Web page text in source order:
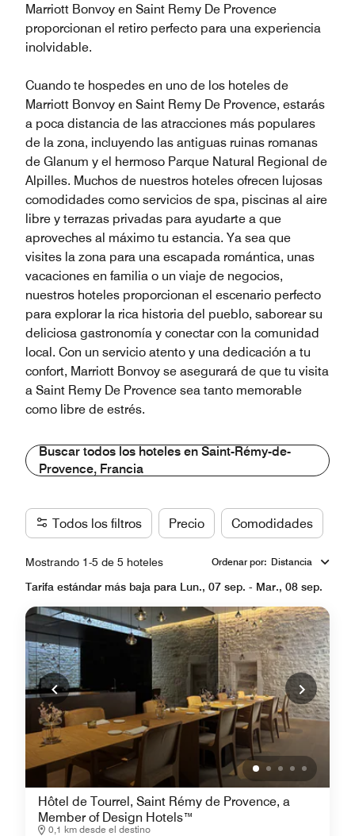
Marriott Bonvoy en Saint Remy De Provence
proporcionan el retiro perfecto para una experiencia
inolvidable.
Cuando te hospedes en uno de los hoteles de
Marriott Bonvoy en Saint Remy De Provence, estarás
a poca distancia de las atracciones más populares
de la zona, incluyendo las antiguas ruinas romanas
de Glanum y el hermoso Parque Natural Regional de
Alpilles. Muchos de nuestros hoteles ofrecen lujosas
comodidades como servicios de spa, piscinas al aire
libre y terrazas privadas para ayudarte a que
aproveches al máximo tu estancia. Ya sea que
visites la zona para una escapada romántica, unas
vacaciones en familia o un viaje de negocios,
nuestros hoteles proporcionan el escenario perfecto
para explorar la rica historia del pueblo, saborear su
deliciosa gastronomía y conectar con la comunidad
local. Con un servicio atento y una dedicación a tu
confort, Marriott Bonvoy se asegurará de que tu visita
a Saint Remy De Provence sea tanto memorable
como libre de estrés.
Buscar todos los hoteles en Saint-Rémy-de-
Provence, Francia
Todos los filtros Precio Comodidades
Mostrando 1-5 de 5 hoteles Ordenar por: Distancia
Tarifa estándar más baja para Lun., 07 sep. - Mar., 08 sep.
Hôtel de Tourrel, Saint Rémy de Provence, a
Member of Design Hotels™
0,1 km desde el destino